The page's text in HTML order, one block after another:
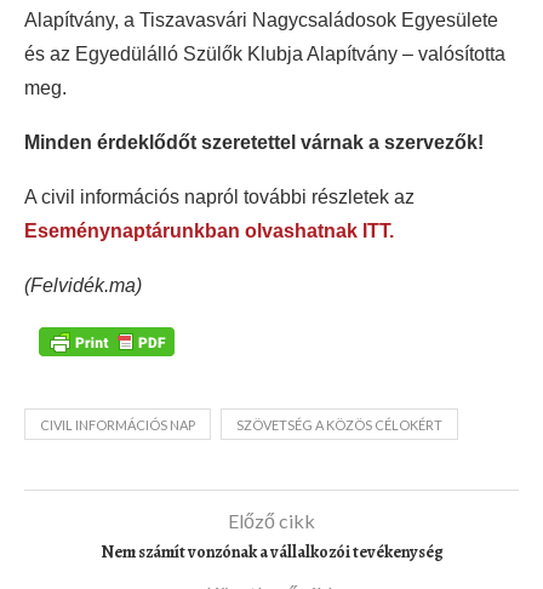
Alapítvány, a Tiszavasvári Nagycsaládosok Egyesülete
és az Egyedülálló Szülők Klubja Alapítvány – valósította
meg.
Minden érdeklődőt szeretettel várnak a szervezők!
A civil információs napról további részletek az
Eseménynaptárunkban olvashatnak ITT.
(Felvidék.ma)
CIVIL INFORMÁCIÓS NAP SZÖVETSÉG A KÖZÖS CÉLOKÉRT
Előző cikk
Nem számít vonzónak a vállalkozói tevékenység